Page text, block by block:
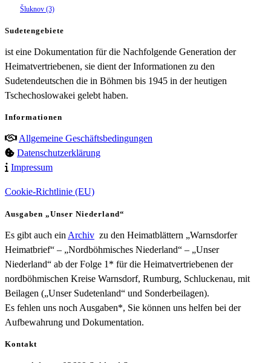
Šluknov (3)
Sudetengebiete
ist eine Dokumentation für die Nachfolgende Generation der
Heimatvertriebenen, sie dient der Informationen zu den
Sudetendeutschen die in Böhmen bis 1945 in der heutigen
Tschechoslowakei gelebt haben.
Informationen
Allgemeine Geschäftsbedingungen
Datenschutzerklärung
Impressum
Cookie-Richtlinie (EU)
Ausgaben „Unser Niederland“
Es gibt auch ein Archiv zu den Heimatblättern „Warnsdorfer
Heimatbrief“ – „Nordböhmisches Niederland“ – „Unser
Niederland“ ab der Folge 1* für die Heimatvertriebenen der
nordböhmischen Kreise Warnsdorf, Rumburg, Schluckenau, mit
Beilagen („Unser Sudetenland“ und Sonderbeilagen).
Es fehlen uns noch Ausgaben*, Sie können uns helfen bei der
Aufbewahrung und Dokumentation.
Kontakt